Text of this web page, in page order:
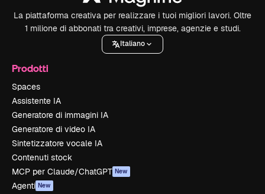
La piattaforma creativa per realizzare i tuoi migliori lavori. Oltre
1 milione di abbonati tra creativi, imprese, agenzie e studi.
Italiano
Prodotti
Spaces
Assistente IA
Generatore di immagini IA
Generatore di video IA
Sintetizzatore vocale IA
Contenuti stock
MCP per Claude/ChatGPT New
Agenti New